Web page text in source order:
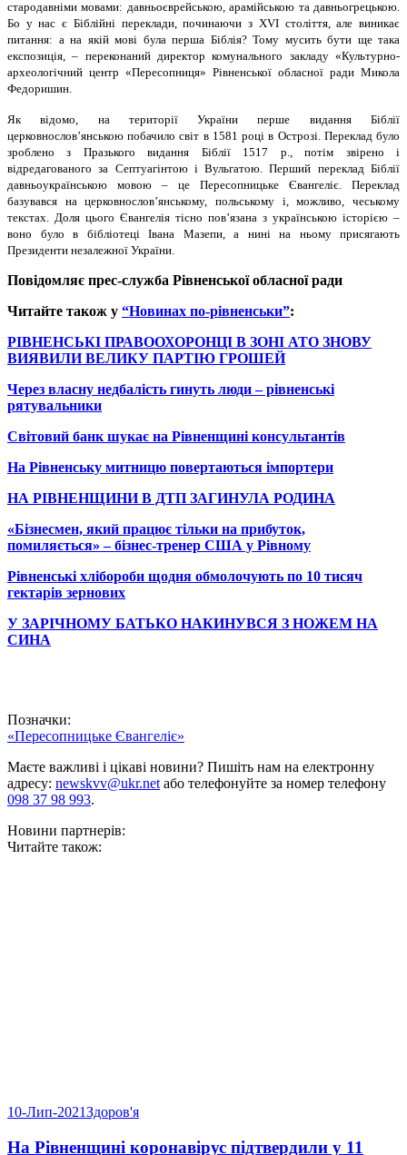
стародавніми мовами: давньоєврейською, арамійською та давньогрецькою.
Бо у нас є Біблійні переклади, починаючи з ХVІ століття, але виникає
питання: а на якій мові була перша Біблія? Тому мусить бути ще така
експозиція, – переконаний директор комунального закладу «Культурно-
археологічний центр «Пересопниця» Рівненської обласної ради Микола
Федоришин.
Як відомо, на території України перше видання Біблії
церковнослов’янською побачило світ в 1581 році в Острозі. Переклад було
зроблено з Празького видання Біблії 1517 р., потім звірено і
відредагованого за Септуагінтою і Вульгатою. Перший переклад Біблії
давньоукраїнською мовою – це Пересопницьке Євангеліє. Переклад
базувався на церковнослов’янському, польському і, можливо, чеському
текстах. Доля цього Євангелія тісно пов’язана з українською історією –
воно було в бібліотеці Івана Мазепи, а нині на ньому присягають
Президенти незалежної України.
Повідомляє прес-служба Рівненської обласної ради
Читайте також у “Новинах по-рівненськи”:
РІВНЕНСЬКІ ПРАВООХОРОНЦІ В ЗОНІ АТО ЗНОВУ
ВИЯВИЛИ ВЕЛИКУ ПАРТІЮ ГРОШЕЙ
Через власну недбалість гинуть люди – рівненські
рятувальники
Світовий банк шукає на Рівненщині консультантів
На Рівненську митницю повертаються імпортери
НА РІВНЕНЩИНИ В ДТП ЗАГИНУЛА РОДИНА
«Бізнесмен, який працює тільки на прибуток,
помиляється» – бізнес-тренер США у Рівному
Рівненські хлібороби щодня обмолочують по 10 тисяч
гектарів зернових
У ЗАРІЧНОМУ БАТЬКО НАКИНУВСЯ З НОЖЕМ НА
СИНА
Позначки:
«Пересопницьке Євангеліє»
Маєте важливі і цікаві новини? Пишіть нам на електронну
адресу: newskvv@ukr.netабо телефонуйте за номер телефону
098 37 98 993.
Новини партнерів:
Читайте також:
10-Лип-2021Здоров'я
На Рівненщині коронавірус підтвердили у 11